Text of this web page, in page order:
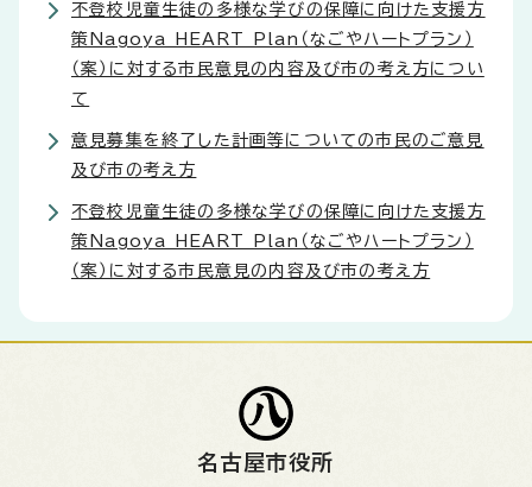
不登校児童生徒の多様な学びの保障に向けた支援方
策Nagoya HEART Plan（なごやハートプラン）
（案）に対する市民意見の内容及び市の考え方につい
て
意見募集を終了した計画等についての市民のご意見
及び市の考え方
不登校児童生徒の多様な学びの保障に向けた支援方
策Nagoya HEART Plan（なごやハートプラン）
（案）に対する市民意見の内容及び市の考え方
名古屋市役所